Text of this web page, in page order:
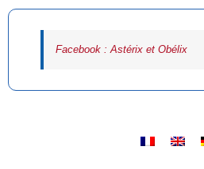
Facebook : Astérix et Obélix